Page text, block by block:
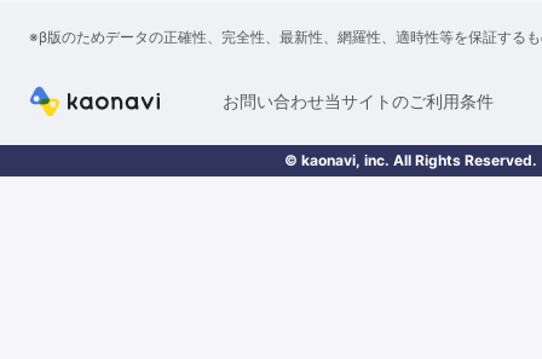
※β版のためデータの正確性、完全性、最新性、網羅性、適時性等を保証する
お問い合わせ当サイトのご利用条件
© kaonavi, inc. All Rights Reserved.